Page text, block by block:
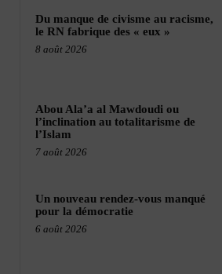
Du manque de civisme au racisme,
le RN fabrique des « eux »
8 août 2026
Abou Ala’a al Mawdoudi ou
l’inclination au totalitarisme de
l’Islam
7 août 2026
Un nouveau rendez-vous manqué
pour la démocratie
6 août 2026